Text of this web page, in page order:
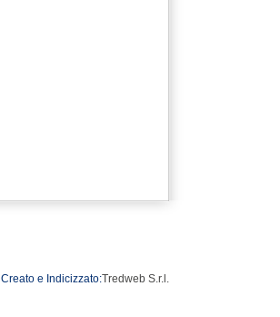
Creato e Indicizzato:Tredweb S.r.l.